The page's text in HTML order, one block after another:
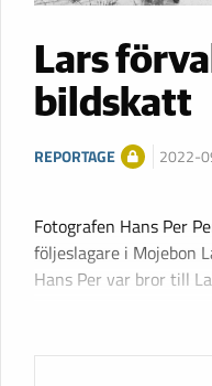
Lars
bildskatt
REPORTAGE 2022-
Fotografen Hans Per
följeslagare i Mojebon
Hans Per var bror till